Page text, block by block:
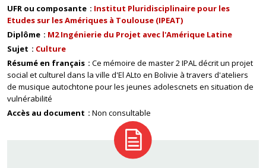
UFR ou composante
Institut Pluridisciplinaire pour les
Etudes sur les Amériques à Toulouse (IPEAT)
Diplôme
M2 Ingénierie du Projet avec l'Amérique Latine
Sujet
Culture
Résumé en français
Ce mémoire de master 2 IPAL décrit un projet
social et culturel dans la ville d'El ALto en Bolivie à travers d'ateliers
de musique autochtone pour les jeunes adolescnets en situation de
vulnérabilité
Accès au document
Non consultable